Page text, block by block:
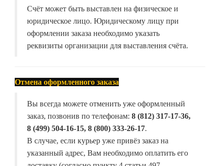
Счёт может быть выставлен на физическое и
юридическое лицо. Юридическому лицу при
оформлении заказа необходимо указать
реквизиты организации для выставления счёта.
Отмена оформленного заказа
Вы всегда можете отменить уже оформленный
заказ, позвонив по телефонам: 8 (812) 317-17-36,
8 (499) 504-16-15, 8 (800) 333-26-17.
В случае, если курьер уже привёз заказ на
указанный адрес, Вам необходимо оплатить его